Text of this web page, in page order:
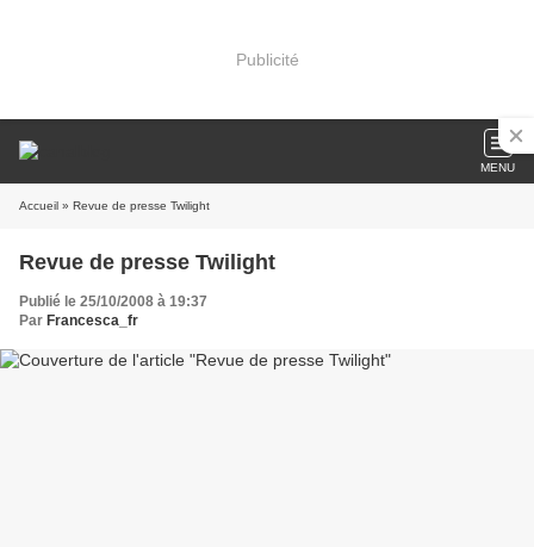
Publicité
MENU
Accueil » Revue de presse Twilight
Revue de presse Twilight
Publié le 25/10/2008 à 19:37
Par Francesca_fr